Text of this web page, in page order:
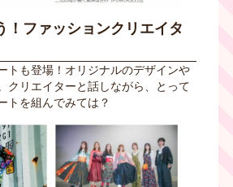
！ファッションクリエイタ
トも登場！オリジナルのデザインや
クリエイターと話しながら、とって
トを組んでみては？